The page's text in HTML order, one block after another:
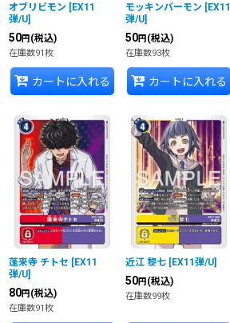
オブリビモン [EX11
弾/U]
50円 (税込)
在庫数91枚
カートに入れる
モッキンバーモン [EX11
弾/U]
50円 (税込)
在庫数93枚
カートに入れる
蓬来寺 チトセ [EX11
弾/U]
80円 (税込)
在庫数91枚
近江 黎七 [EX11弾/U]
50円 (税込)
在庫数99枚